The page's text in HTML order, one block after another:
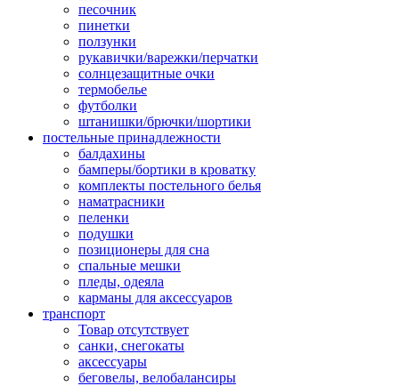
песочник
пинетки
ползунки
рукавички/варежки/перчатки
солнцезащитные очки
термобелье
футболки
штанишки/брючки/шортики
постельные принадлежности
балдахины
бамперы/бортики в кроватку
комплекты постельного белья
наматрасники
пеленки
подушки
позиционеры для сна
спальные мешки
пледы, одеяла
карманы для аксеcсуаров
транспорт
Товар отсутствует
санки, снегокаты
аксессуары
беговелы, велобалансиры